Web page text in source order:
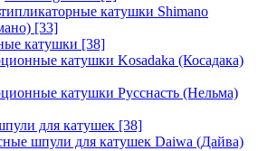
катушки Shimano
[33]
катушки [38]
катушки Kosadaka (Косадака)
катушки Русснасть (Нельма)
для катушек [38]
шпули для катушек Daiwa (Дайва)